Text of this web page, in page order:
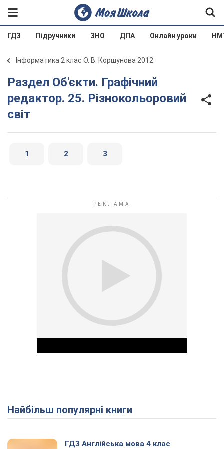
ГДЗ Підручники ЗНО ДПА Онлайн уроки
Інформатика 2 клас О. В. Коршунова 2012
Раздел Об'єкти. Графічний
редактор. 25. Різнокольоровий
світ
1 2 3
Play Video
Найбільш популярні книги
ГДЗ Англійська мова 4 клас